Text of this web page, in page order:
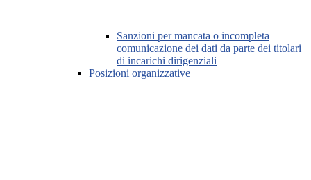
Sanzioni per mancata o incompleta
comunicazione dei dati da parte dei titolari
di incarichi dirigenziali
Posizioni organizzative